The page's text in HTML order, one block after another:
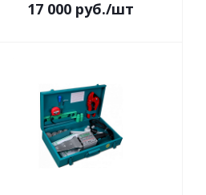
17 000 руб./шт